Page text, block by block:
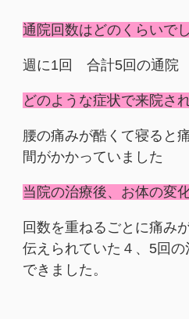
通院回数はどのくらいで
週に1回 合計5回の通院
どのような症状で来院さ
腰の痛みが酷くて寝ると
間がかかっていました
当院の治療後、お体の変
回数を重ねるごとに痛み
伝えられていた４、5回
できました。